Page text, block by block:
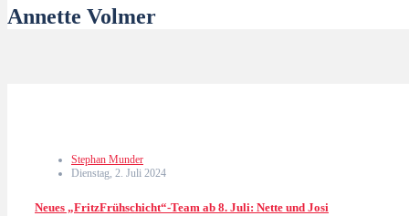
Annette Volmer
Stephan Munder
Dienstag, 2. Juli 2024
Neues „FritzFrühschicht“-Team ab 8. Juli: Nette und Josi